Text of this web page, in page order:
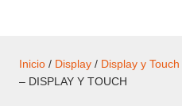
Inicio / Display / Display y Touch
– DISPLAY Y TOUCH